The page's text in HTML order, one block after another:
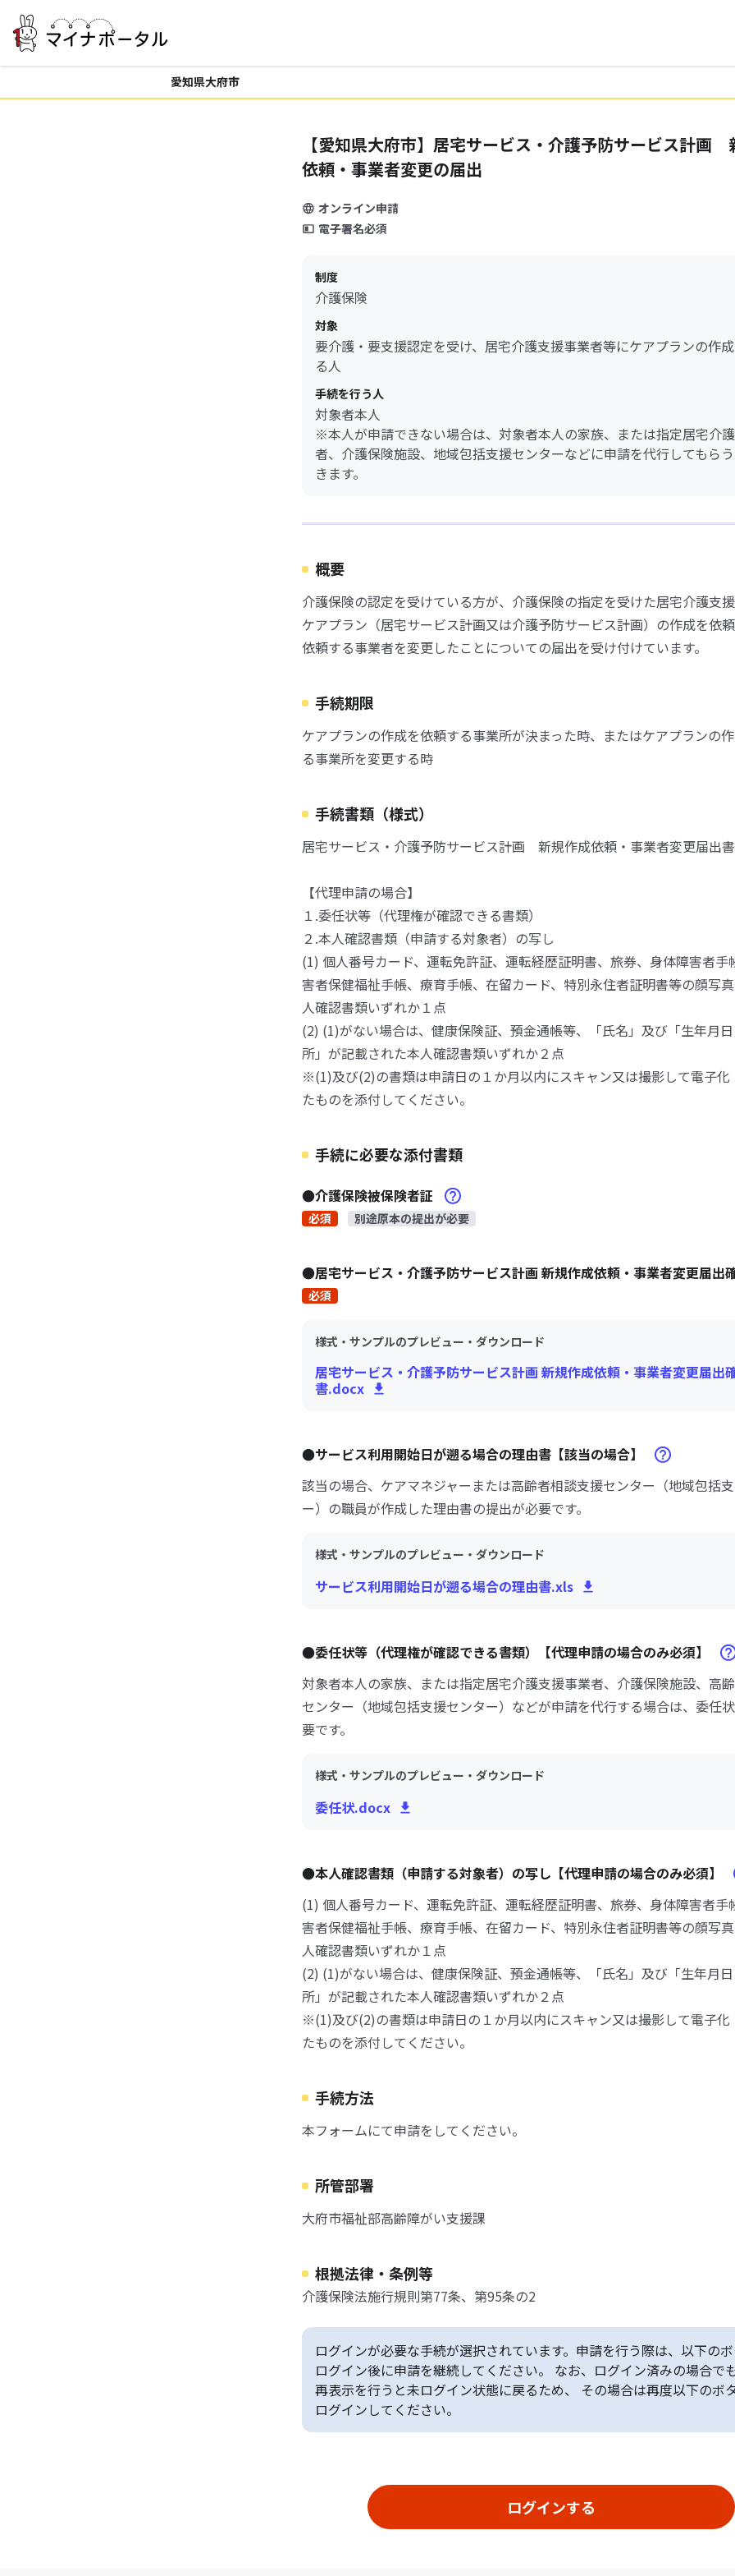
愛知県大府市
【愛知県大府市】居宅サービス・介護予防サービス計画
依頼・事業者変更の届出
オンライン申請
電子署名必須
制度
介護保険
対象
要介護・要支援認定を受け、居宅介護支援事業者等にケアプランの作
る人
手続を行う人
対象者本人
※本人が申請できない場合は、対象者本人の家族、または指定居宅介
者、介護保険施設、地域包括支援センターなどに申請を代行してもら
きます。
概要
介護保険の認定を受けている方が、介護保険の指定を受けた居宅介護支
ケアプラン（居宅サービス計画又は介護予防サービス計画）の作成を依頼
依頼する事業者を変更したことについての届出を受け付けています。
手続期限
ケアプランの作成を依頼する事業所が決まった時、またはケアプランの
る事業所を変更する時
手続書類（様式）
居宅サービス・介護予防サービス計画 新規作成依頼・事業者変更届出書
【代理申請の場合】
１.委任状等（代理権が確認できる書類）
２.本人確認書類（申請する対象者）の写し
(1) 個人番号カード、運転免許証、運転経歴証明書、旅券、身体障害者手
害者保健福祉手帳、療育手帳、在留カード、特別永住者証明書等の顔写
人確認書類いずれか１点
(2) (1)がない場合は、健康保険証、預金通帳等、「氏名」及び「生年月
所」が記載された本人確認書類いずれか２点
※(1)及び(2)の書類は申請日の１か月以内にスキャン又は撮影して電子化
たものを添付してください。
手続に必要な添付書類
●介護保険被保険者証
必須 別途原本の提出が必要
●居宅サービス・介護予防サービス計画 新規作成依頼・事業者変更届出
必須
様式・サンプルのプレビュー・ダウンロード
居宅サービス・介護予防サービス計画 新規作成依頼・事業者変更届出
書.docx
●サービス利用開始日が遡る場合の理由書【該当の場合】
該当の場合、ケアマネジャーまたは高齢者相談支援センター（地域包括
ー）の職員が作成した理由書の提出が必要です。
様式・サンプルのプレビュー・ダウンロード
サービス利用開始日が遡る場合の理由書.xls
●委任状等（代理権が確認できる書類）【代理申請の場合のみ必須】
対象者本人の家族、または指定居宅介護支援事業者、介護保険施設、高
センター（地域包括支援センター）などが申請を代行する場合は、委任
要です。
様式・サンプルのプレビュー・ダウンロード
委任状.docx
●本人確認書類（申請する対象者）の写し【代理申請の場合のみ必須】
(1) 個人番号カード、運転免許証、運転経歴証明書、旅券、身体障害者手
害者保健福祉手帳、療育手帳、在留カード、特別永住者証明書等の顔写
人確認書類いずれか１点
(2) (1)がない場合は、健康保険証、預金通帳等、「氏名」及び「生年月
所」が記載された本人確認書類いずれか２点
※(1)及び(2)の書類は申請日の１か月以内にスキャン又は撮影して電子化
たものを添付してください。
手続方法
本フォームにて申請をしてください。
所管部署
大府市福祉部高齢障がい支援課
根拠法律・条例等
介護保険法施行規則第77条、第95条の2
ログインが必要な手続が選択されています。申請を行う際は、以下の
ログイン後に申請を継続してください。 なお、ログイン済みの場合で
再表示を行うと未ログイン状態に戻るため、 その場合は再度以下のボ
ログインしてください。